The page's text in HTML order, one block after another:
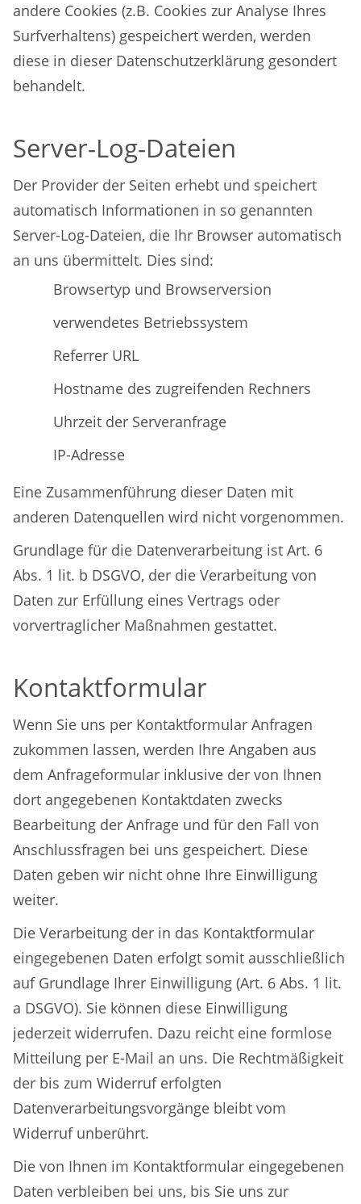
andere Cookies (z.B. Cookies zur Analyse Ihres
Surfverhaltens) gespeichert werden, werden
diese in dieser Datenschutzerklärung gesondert
behandelt.
Server-Log-Dateien
Der Provider der Seiten erhebt und speichert
automatisch Informationen in so genannten
Server-Log-Dateien, die Ihr Browser automatisch
an uns übermittelt. Dies sind:
Browsertyp und Browserversion
verwendetes Betriebssystem
Referrer URL
Hostname des zugreifenden Rechners
Uhrzeit der Serveranfrage
IP-Adresse
Eine Zusammenführung dieser Daten mit
anderen Datenquellen wird nicht vorgenommen.
Grundlage für die Datenverarbeitung ist Art. 6
Abs. 1 lit. b DSGVO, der die Verarbeitung von
Daten zur Erfüllung eines Vertrags oder
vorvertraglicher Maßnahmen gestattet.
Kontaktformular
Wenn Sie uns per Kontaktformular Anfragen
zukommen lassen, werden Ihre Angaben aus
dem Anfrageformular inklusive der von Ihnen
dort angegebenen Kontaktdaten zwecks
Bearbeitung der Anfrage und für den Fall von
Anschlussfragen bei uns gespeichert. Diese
Daten geben wir nicht ohne Ihre Einwilligung
weiter.
Die Verarbeitung der in das Kontaktformular
eingegebenen Daten erfolgt somit ausschließlich
auf Grundlage Ihrer Einwilligung (Art. 6 Abs. 1 lit.
a DSGVO). Sie können diese Einwilligung
jederzeit widerrufen. Dazu reicht eine formlose
Mitteilung per E-Mail an uns. Die Rechtmäßigkeit
der bis zum Widerruf erfolgten
Datenverarbeitungsvorgänge bleibt vom
Widerruf unberührt.
Die von Ihnen im Kontaktformular eingegebenen
Daten verbleiben bei uns, bis Sie uns zur